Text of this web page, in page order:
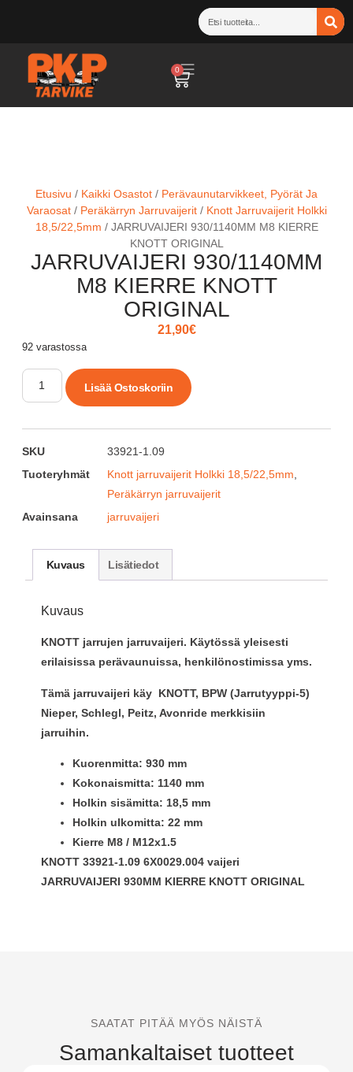
0
Etusivu / Kaikki Osastot / Perävaunutarvikkeet, Pyörät Ja
Varaosat/ Peräkärryn Jarruvaijerit/ Knott Jarruvaijerit Holkki
18,5/22,5mm / JARRUVAIJERI 930/1140MM M8 KIERRE
KNOTT ORIGINAL
JARRUVAIJERI 930/1140MM
M8 KIERRE KNOTT
ORIGINAL
21,90€
92 varastossa
Lisää Ostoskoriin
SKU
33921-1.09
Tuoteryhmät
Knott jarruvaijerit Holkki 18,5/22,5mm
Peräkärryn jarruvaijerit
Avainsana
jarruvaijeri
Kuvaus Lisätiedot
Kuvaus
KNOTT jarrujen jarruvaijeri. Käytössä yleisesti
erilaisissa perävaunuissa, henkilönostimissa yms.
Tämä jarruvaijeri käy KNOTT, BPW (Jarrutyyppi-5)
Nieper, Schlegl, Peitz, Avonride merkkisiin
jarruihin.
Kuorenmitta: 930 mm
Kokonaismitta: 1140 mm
Holkin sisämitta: 18,5 mm
Holkin ulkomitta: 22 mm
Kierre M8 / M12x1.5
KNOTT 33921-1.09 6X0029.004 vaijeri
JARRUVAIJERI 930MM KIERRE KNOTT ORIGINAL
SAATAT PITÄÄ MYÖS NÄISTÄ
Samankaltaiset tuotteet